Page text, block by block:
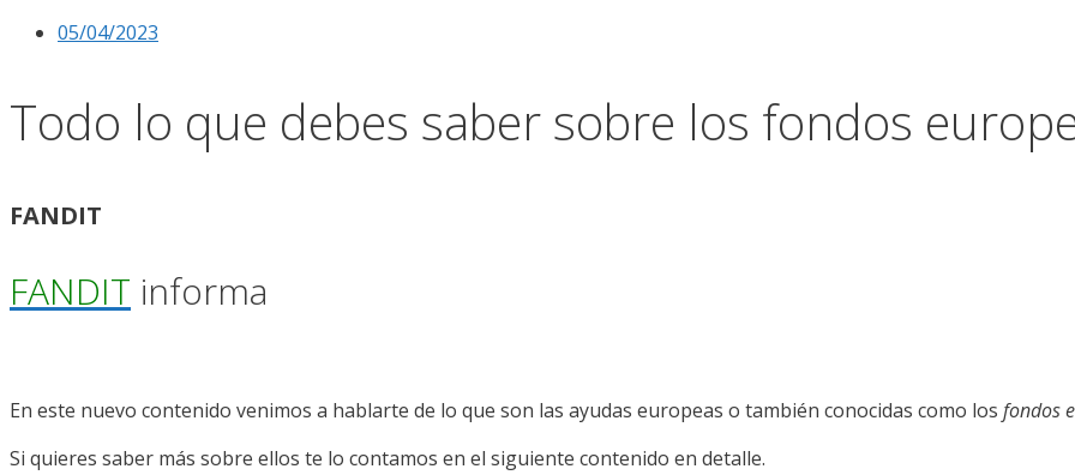
05/04/2023
Todo lo que debes saber sobre los fondos
FANDIT
FANDIT informa
En este nuevo contenido venimos a hablarte de lo que son las ayudas europeas o también conocidas como los fondos
Si quieres saber más sobre ellos te lo contamos en el siguiente contenido en detalle.